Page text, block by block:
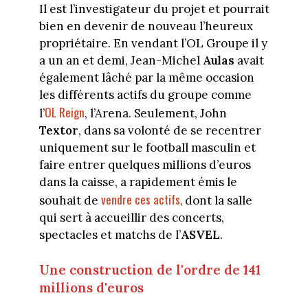
Il est l’investigateur du projet et pourrait
bien en devenir de nouveau l’heureux
propriétaire. En vendant l’OL Groupe il y
a un an et demi, Jean-Michel Aulas avait
également lâché par la même occasion
les différents actifs du groupe comme
l’OL Reign, l’Arena. Seulement, John
Textor, dans sa volonté de se recentrer
uniquement sur le football masculin et
faire entrer quelques millions d’euros
dans la caisse, a rapidement émis le
souhait de vendre ces actifs,dont la salle
qui sert à accueillir des concerts,
spectacles et matchs de l’ASVEL.
Une construction de l'ordre de 141
millions d'euros